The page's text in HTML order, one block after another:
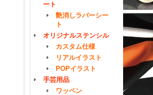
ート
艶消しラバーシー
ト
オリジナルステンシル
カスタム仕様
リアルイラスト
POPイラスト
手芸用品
ワッペン